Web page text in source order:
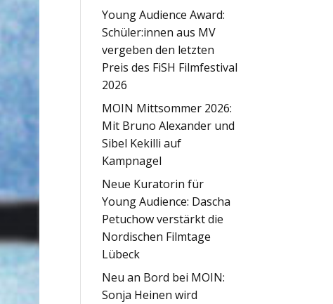
Young Audience Award:
Schüler:innen aus MV
vergeben den letzten
Preis des FiSH Filmfestival
2026
MOIN Mittsommer 2026:
Mit Bruno Alexander und
Sibel Kekilli auf
Kampnagel
Neue Kuratorin für
Young Audience: Dascha
Petuchow verstärkt die
Nordischen Filmtage
Lübeck
Neu an Bord bei MOIN:
Sonja Heinen wird